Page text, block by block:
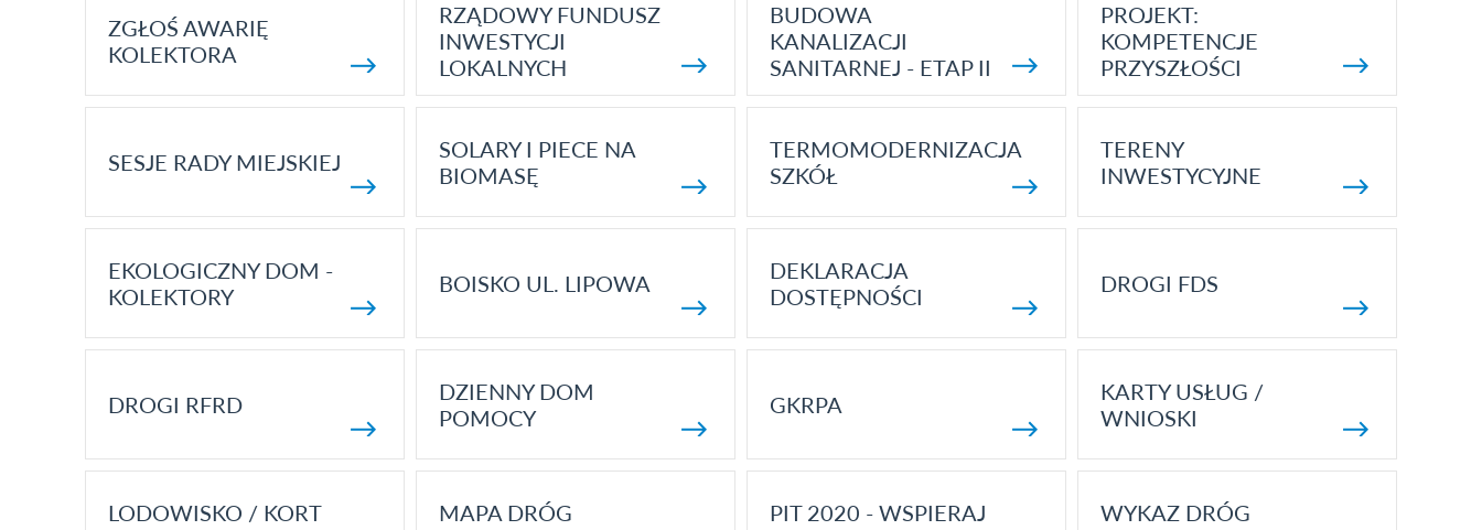
ZGŁOŚ AWARIĘ
KOLEKTORA
RZĄDOWY FUNDUSZ
INWESTYCJI
LOKALNYCH
BUDOWA
KANALIZACJI
SANITARNEJ - ETAP II
PROJEKT:
KOMPETENCJE
PRZYSZŁOŚCI
SESJE RADY MIEJSKIEJ
SOLARY I PIECE NA
BIOMASĘ
TERMOMODERNIZACJA
SZKÓŁ
TERENY
INWESTYCYJNE
EKOLOGICZNY DOM -
KOLEKTORY
BOISKO UL. LIPOWA
DEKLARACJA
DOSTĘPNOŚCI
DROGI FDS
DROGI RFRD
DZIENNY DOM
POMOCY
GKRPA
KARTY USŁUG /
WNIOSKI
LODOWISKO / KORT
MAPA DRÓG
PIT 2020 - WSPIERAJ
WYKAZ DRÓG